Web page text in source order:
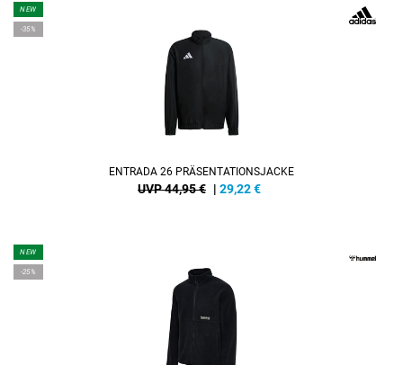
NEW
-35%
ENTRADA 26 PRÄSENTATIONSJACKE
UVP 44,95 € | 29,22€
NEW
-25%